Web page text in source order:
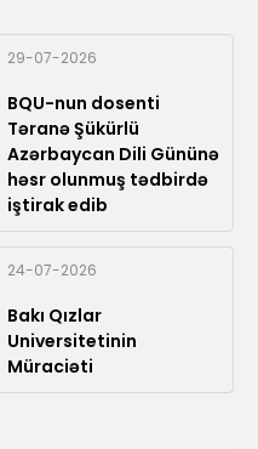
29-07-2026
BQU-nun dosenti
Təranə Şükürlü
Azərbaycan Dili Gününə
həsr olunmuş tədbirdə
iştirak edib
24-07-2026
Bakı Qızlar
Universitetinin
Müraciəti